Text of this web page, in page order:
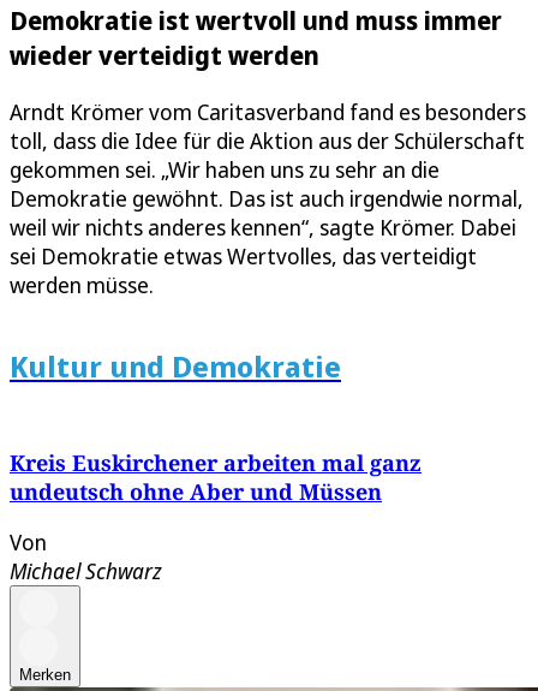
Demokratie ist wertvoll und muss immer
wieder verteidigt werden
Arndt Krömer vom Caritasverband fand es besonders
toll, dass die Idee für die Aktion aus der Schülerschaft
gekommen sei. „Wir haben uns zu sehr an die
Demokratie gewöhnt. Das ist auch irgendwie normal,
weil wir nichts anderes kennen“, sagte Krömer. Dabei
sei Demokratie etwas Wertvolles, das verteidigt
werden müsse.
Kultur und Demokratie
Kreis Euskirchener arbeiten mal ganz
undeutsch ohne Aber und Müssen
Von
Michael Schwarz
Merken